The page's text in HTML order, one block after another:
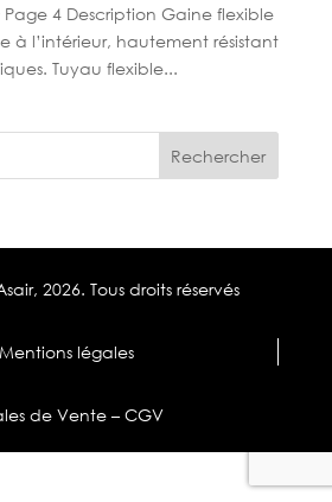
Page 4 Description Gaine flexible
à l’intérieur, hautement résistant
Tuyau flexible...
2026. Tous droits réservés
Mentions légales
de Vente – CGV